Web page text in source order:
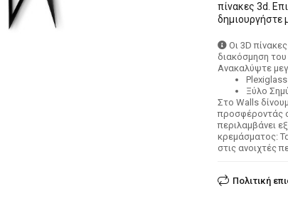
πίνακες 3d.
δημιουργήστε
Οι 3D
διακόσμηση
Ανακαλύψτε
Ξύλο
Στο Walls
προσφέροντάς
περιλαμβάνει
κρεμάσματος:
στις ανοιχτές
Πολιτική